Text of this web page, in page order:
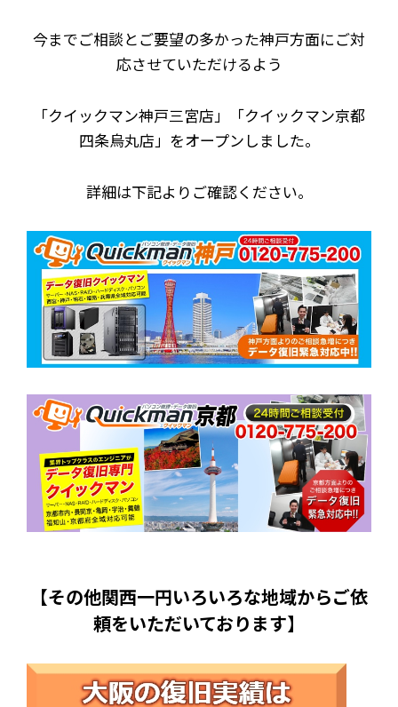
今までご相談とご要望の多かった神戸方面にご対
応させていただけるよう
「クイックマン神戸三宮店」「クイックマン京都
四条烏丸店」をオープンしました。
詳細は下記よりご確認ください。
【その他関西一円いろいろな地域からご依
頼をいただいております】